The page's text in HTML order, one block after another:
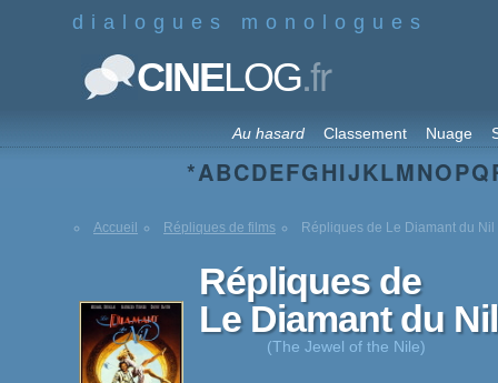
dialogues monologues
CINELOG.fr
Au hasard Classement Nuage
*ABCDEFGHIJKLMNOPQ
Accueil Répliques de films Répliques de Le Diamant du Nil
Répliques de
Le Diamant du Nil
(The Jewel of the Nile)